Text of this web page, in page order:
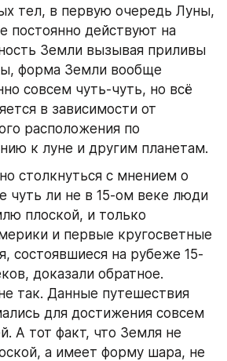
тел, в первую очередь Луны,
постоянно действуют на
Земли вызывая приливы
форма Земли вообще
совсем чуть-чуть, но всё
в зависимости от
расположения по
к луне и другим планетам.
столкнуться с мнением о
чуть ли не в 15-ом веке люди
плоской, и только
и первые кругосветные
состоявшиеся на рубеже 15-
доказали обратное.
так. Данные путешествия
для достижения совсем
А тот факт, что Земля не
а имеет форму шара, не